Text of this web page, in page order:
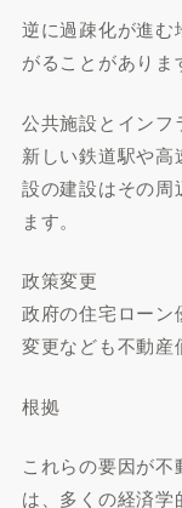
逆に過疎化が進
がることがありま
公共施設とイン
新しい鉄道駅や
設の建設はその周
ます。
政策変更
政府の住宅ローン
変更なども不動産
根拠
これらの要因が
は、多くの経済学